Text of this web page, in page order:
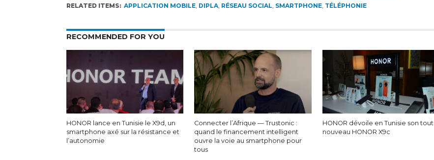
RELATED ITEMS: APPLICATION MOBILE, DIPLA, RÉSEAU SOCIAL, SMARTPHONE, TÉLÉPHONIE
RECOMMENDED FOR YOU
HONOR lance en Tunisie le X9d, un
smartphone axé sur la résistance et
l’autonomie
Connecter l’Afrique — Trustonic :
quand le financement intelligent
ouvre la voie au smartphone pour
tous
HONOR dévoile en Tunisie son tout
nouveau HONOR X9c